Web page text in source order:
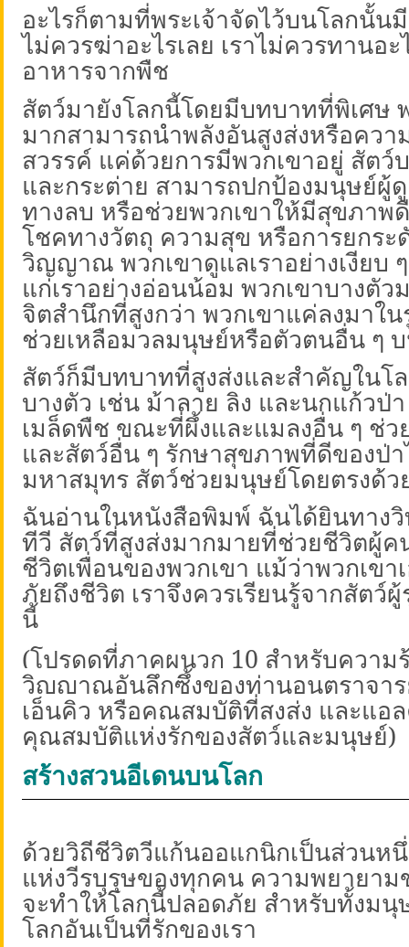
อะไรก็ตามที่พระเจ้าจัดไว้บนโลกนั้น
ไม่ควรฆ่าอะไรเลย เราไม่ควรทานอ
อาหารจากพืช
สัตว์มายังโลกนี้โดยมีบทบาทที่พิเศษ
มากสามารถนำพลังอันสูงส่งหรือควา
สวรรค์ แค่ด้วยการมีพวกเขาอยู่ สัตว์
และกระต่าย สามารถปกป้องมนุษย์ผู้
ทางลบ หรือช่วยพวกเขาให้มีสุขภาพ
โชคทางวัตถุ ความสุข หรือการยกระ
วิญญาณ พวกเขาดูแลเราอย่างเงียบ
แก่เราอย่างอ่อนน้อม พวกเขาบางตัว
จิตสำนึกที่สูงกว่า พวกเขาแค่ลงมาใ
ช่วยเหลือมวลมนุษย์หรือตัวตนอื่น ๆ
สัตว์ก็มีบทบาทที่สูงส่งและสำคัญในโ
บางตัว เช่น ม้าลาย ลิง และนกแก้วป่
เมล็ดพืช ขณะที่ผึ้งและแมลงอื่น ๆ ช่
และสัตว์อื่น ๆ รักษาสุขภาพที่ดีของป่
มหาสมุทร สัตว์ช่วยมนุษย์โดยตรงด้ว
ฉันอ่านในหนังสือพิมพ์ ฉันได้ยินทาง
ทีวี สัตว์ที่สูงส่งมากมายที่ช่วยชีวิตผู้ค
ชีวิตเพื่อนของพวกเขา แม้ว่าพวกเขา
ภัยถึงชีวิต เราจึงควรเรียนรู้จากสัตว์
นี้
(โปรดดูที่ภาคผนวก 10 สำหรับความ
วิญญาณอันลึกซึ้งของท่านอนุตราจาร
เอ็นคิว หรือคุณสมบัติที่สูงส่ง และแอ
คุณสมบัติแห่งรักของสัตว์และมนุษย์)
สร้างสวนอีเดนบนโลก
ด้วยวิถีชีวิตวีแก้นออแกนิกเป็นส่วนห
แห่งวีรบุรุษของทุกคน ความพยายาม
จะทำให้โลกนี้ปลอดภัย สำหรับทั้งมนุ
โลกอันเป็นที่รักของเรา